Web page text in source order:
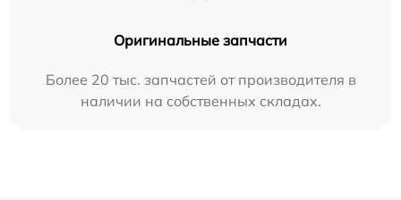
Оригинальные запчасти
Более 20 тыс. запчастей от производителя в
наличии на собственных складах.